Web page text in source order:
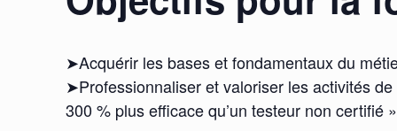
➤Acquérir les bases et fondamentaux du
➤Professionnaliser et valoriser les activités
300 % plus efficace qu’un testeur non certifié »